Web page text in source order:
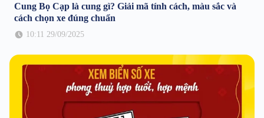
Cung Bọ Cạp là cung gì? Giải mã tính cách, màu sắc và
cách chọn xe đúng chuẩn
10:11 29/09/2025